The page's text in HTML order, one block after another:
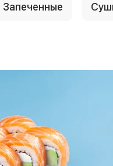
Запеченные